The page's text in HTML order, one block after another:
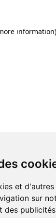
et
sur
des
information)